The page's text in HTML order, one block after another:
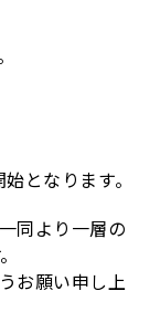
となります。
同より一層の
お願い申し上